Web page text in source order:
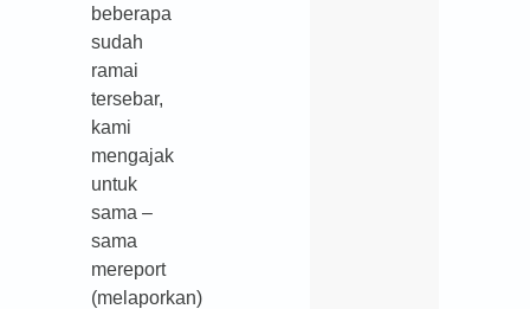
beberapa
sudah
ramai
tersebar,
kami
mengajak
untuk
sama –
sama
mereport
(melaporkan)